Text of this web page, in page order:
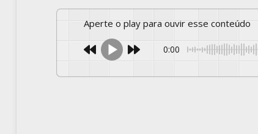
Aperte o play para ouvir esse conteúdo
0:00